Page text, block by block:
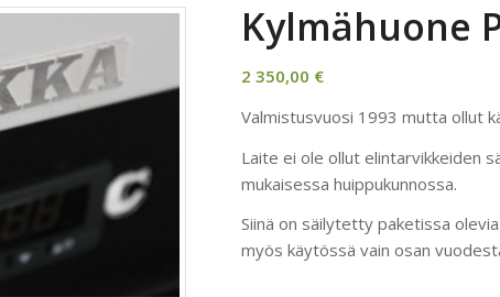
Kylmähuone
2 350,00 €
Valmistusvuosi 1993 mutta ollut
Laite ei ole ollut elintarvikkeiden
mukaisessa huippukunnossa.
Siinä on säilytetty paketissa
myös käytössä vain osan